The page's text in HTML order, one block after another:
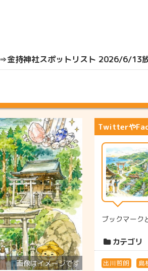
⇒金持神社スポットリスト 2026/6/13
Twitterや
ブックマーク
カテゴリ
出川哲朗 島